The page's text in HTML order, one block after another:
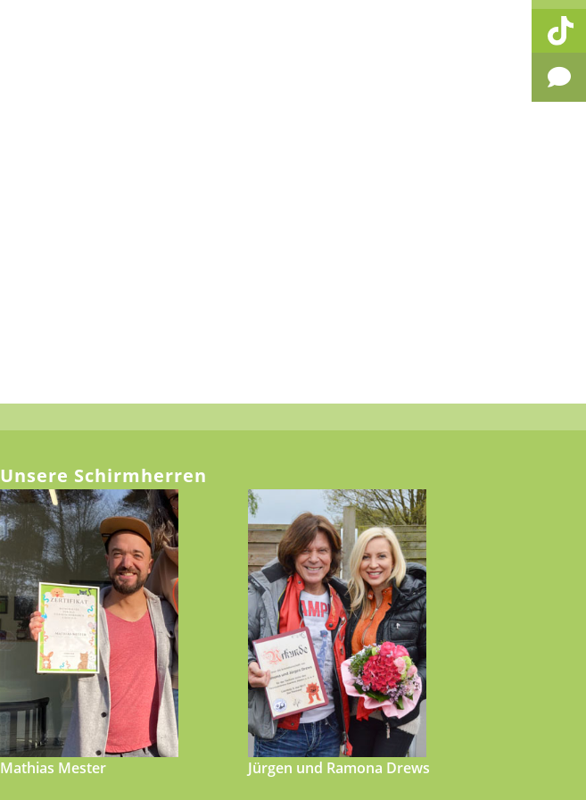
Unsere Schirmherren
Mathias Mester Jürgen und Ramona Drews